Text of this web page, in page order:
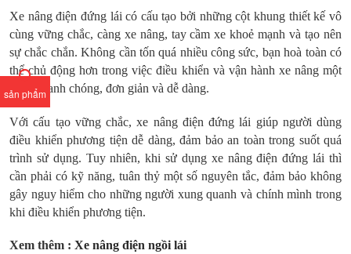
sản phẩm
Xe nâng điện đứng lái có cấu tạo bởi những cột khung thiết kế vô
cùng vững chắc, càng xe nâng, tay cầm xe khoẻ mạnh và tạo nên
sự chắc chắn. Không cần tốn quá nhiều công sức, bạn hoà toàn có
thể chủ động hơn trong việc điều khiển và vận hành xe nâng một
cách nhanh chóng, đơn giản và dễ dàng.
Với cấu tạo vững chắc, xe nâng điện đứng lái giúp người dùng
điều khiển phương tiện dễ dàng, đảm bảo an toàn trong suốt quá
trình sử dụng. Tuy nhiên, khi sử dụng xe nâng điện đứng lái thì
cần phải có kỹ năng, tuân thỷ một số nguyên tắc, đảm bảo không
gây nguy hiểm cho những người xung quanh và chính mình trong
khi điều khiển phương tiện.
Xem thêm : Xe nâng điện ngồi lái